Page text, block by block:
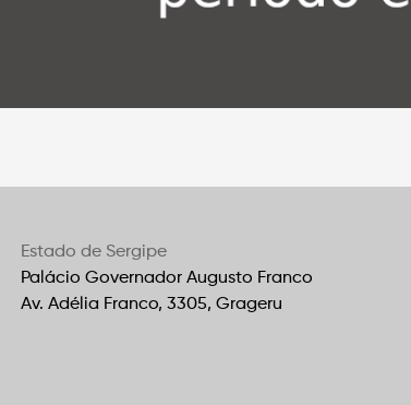
Estado de Sergipe
Palácio Governador Augusto Franco
Av. Adélia Franco, 3305, Grageru